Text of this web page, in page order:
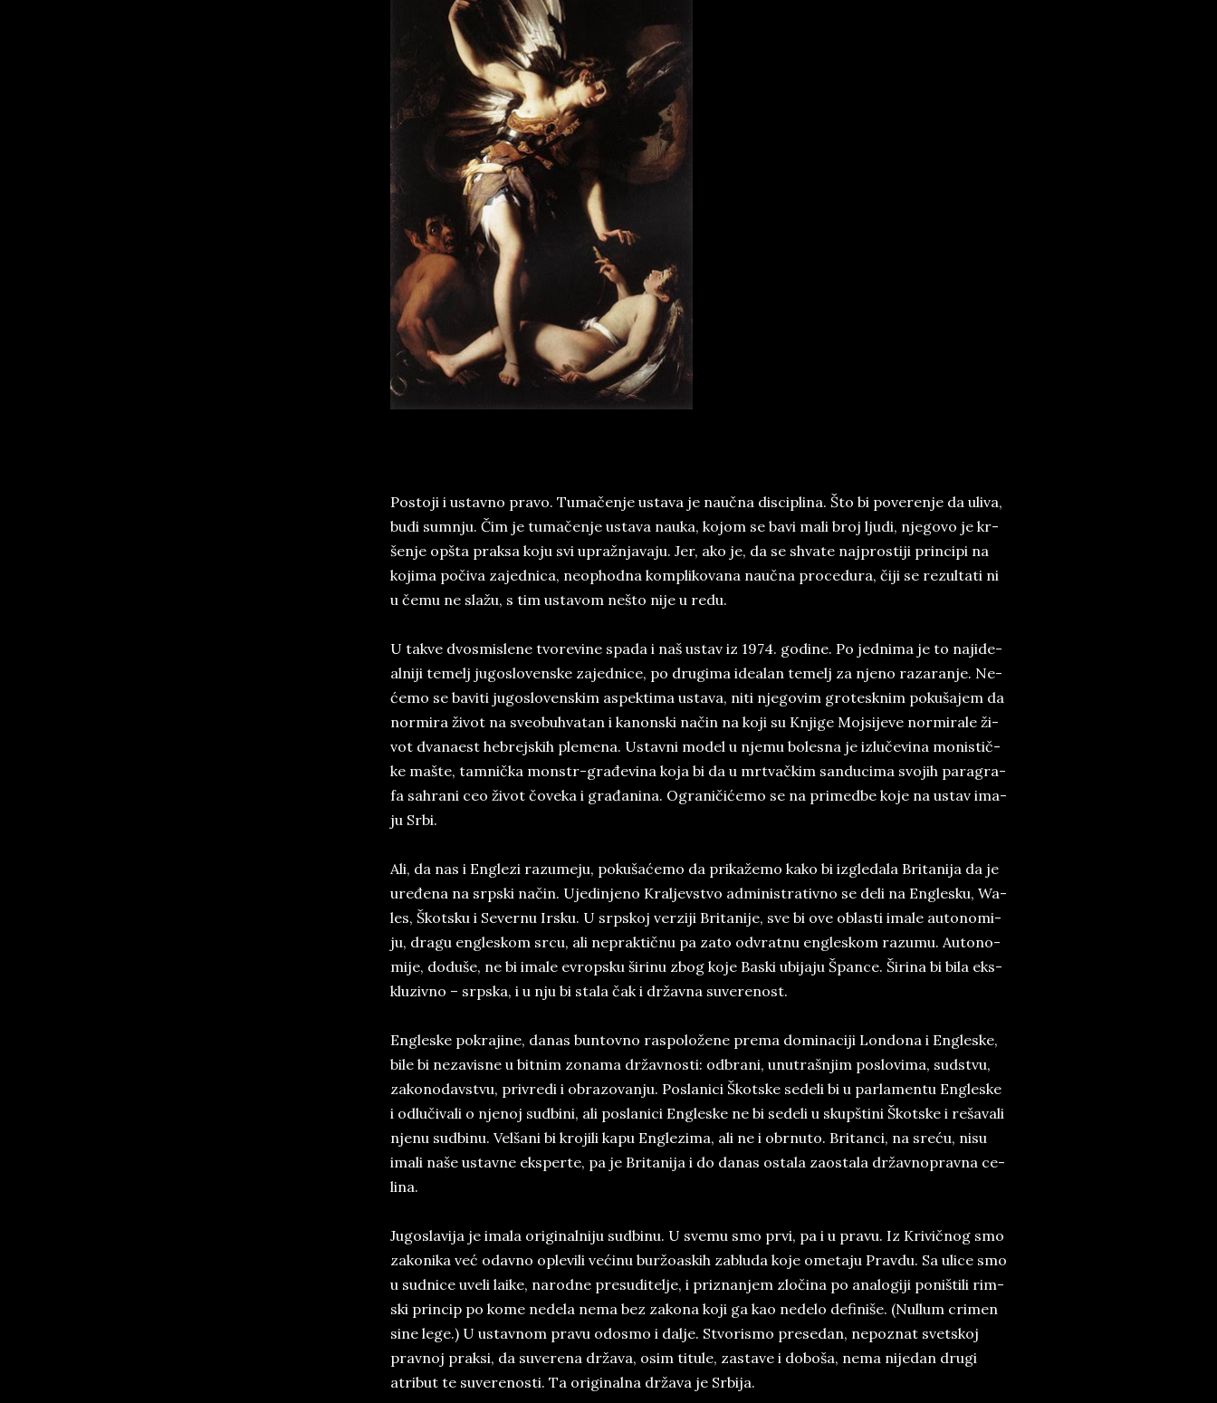
Po­sto­ji i ustav­no pra­vo. Tu­ma­če­nje usta­va je na­uč­na di­sci­pli­na. Što bi po­ve­re­nje da uli­va,
bu­di sum­nju. Čim je tu­ma­če­nje usta­va na­u­ka, ko­jom se ba­vi ma­li broj lju­di, nje­go­vo je kr­
še­nje opšta prak­sa ko­ju svi upra­žnja­va­ju. Jer, ako je, da se shva­te naj­pro­sti­ji prin­ci­pi na
ko­ji­ma po­či­va za­jed­ni­ca, neo­p­hod­na kom­pli­ko­va­na na­uč­na pro­ce­du­ra, či­ji se re­zul­ta­ti ni
u če­mu ne sla­žu, s tim usta­vom neš­to ni­je u re­du.
U ta­kve dvo­smi­sle­ne tvo­re­vi­ne spa­da i naš ustav iz 1974. go­di­ne. Po jed­ni­ma je to naj­i­de­
al­ni­ji te­melj ju­go­slo­ven­ske za­jed­ni­ce, po dru­gi­ma ide­a­lan te­melj za nje­no ra­za­ra­nje. Ne­
će­mo se ba­vi­ti ju­go­slo­ven­skim aspek­ti­ma usta­va, ni­ti nje­go­vim gro­tesk­nim po­ku­ša­jem da
nor­mi­ra ži­vot na sve­o­bu­hva­tan i ka­non­ski na­čin na ko­ji su Knji­ge Moj­si­je­ve nor­mi­ra­le ži­
vot dva­na­est he­brej­skih ple­me­na. Ustav­ni mo­del u nje­mu bo­le­sna je iz­lu­če­vi­na mo­ni­stič­
ke maš­te, tam­nič­ka mon­str-gra­đe­vi­na ko­ja bi da u mr­tvač­kim san­du­ci­ma svo­jih pa­ra­gra­
fa sa­hra­ni ceo ži­vot čo­ve­ka i gra­đa­ni­na. Ogra­ni­či­će­mo se na pri­med­be ko­je na ustav ima­
ju Sr­bi.
Ali, da nas i En­gle­zi raz­u­me­ju, po­ku­ša­će­mo da pri­ka­že­mo ka­ko bi iz­gle­da­la Bri­ta­ni­ja da je
ure­đe­na na srp­ski na­čin. Uje­di­nje­no Kra­ljev­stvo ad­mi­ni­stra­tiv­no se de­li na En­gle­sku, Wa­
les, Škot­sku i Se­ver­nu Ir­sku. U srp­skoj ver­zi­ji Bri­ta­ni­je, sve bi ove obla­sti ima­le auto­no­mi­
ju, dra­gu en­gle­skom sr­cu, ali ne­prak­tič­nu pa za­to od­vrat­nu en­gle­skom ra­zu­mu. Auto­no­
mi­je, do­du­še, ne bi ima­le evrop­sku ši­ri­nu zbog ko­je Ba­ski ubi­ja­ju Špan­ce. Ši­ri­na bi bi­la eks­
klu­ziv­no – srp­ska, i u nju bi sta­la čak i dr­žav­na su­ve­re­nost.
En­gle­ske po­kra­ji­ne, da­nas bun­tov­no ras­po­lo­že­ne pre­ma do­mi­na­ci­ji Lon­do­na i En­gle­ske,
bi­le bi ne­za­vi­sne u bit­nim zo­na­ma dr­žav­no­sti: od­bra­ni, unu­traš­njim po­slo­vi­ma, sud­stvu,
za­ko­no­dav­stvu, pri­vre­di i obra­zo­va­nju. Po­sla­ni­ci Škot­ske se­de­li bi u par­la­men­tu En­gle­ske
i od­lu­či­va­li o nje­noj sud­bi­ni, ali po­sla­ni­ci En­gle­ske ne bi se­de­li u skupšti­ni Škot­ske i re­ša­va­li
nje­nu sud­bi­nu. Vel­ša­ni bi kro­ji­li ka­pu En­gle­zi­ma, ali ne i obr­nu­to. Bri­tan­ci, na sre­ću, ni­su
ima­li na­še ustav­ne eks­per­te, pa je Bri­ta­ni­ja i do da­nas osta­la za­o­sta­la dr­žav­no­prav­na ce­
li­na.
Ju­go­sla­vi­ja je ima­la ori­gi­nal­ni­ju sud­bi­nu. U sve­mu smo pr­vi, pa i u pra­vu. Iz Kri­vič­nog smo
za­ko­ni­ka već odav­no ople­vi­li ve­ći­nu bur­žo­a­skih za­blu­da ko­je ome­ta­ju Prav­du. Sa uli­ce smo
u sud­ni­ce uve­li la­i­ke, na­rod­ne pre­su­di­te­lje, i pri­zna­njem zlo­či­na po ana­lo­gi­ji po­niš­ti­li rim­
ski prin­cip po ko­me ne­de­la ne­ma bez za­ko­na ko­ji ga kao ne­de­lo de­fi­ni­še. (Nul­lum cri­men
si­ne le­ge.) U ustav­nom pra­vu odo­smo i da­lje. Stvo­ri­smo pre­se­dan, ne­po­znat svet­skoj
prav­noj prak­si, da su­ve­re­na dr­ža­va, osim ti­tu­le, za­sta­ve i do­bo­ša, ne­ma ni­je­dan dru­gi
atri­but te su­ve­re­no­sti. Ta ori­gi­nal­na dr­ža­va je Sr­bi­ja.